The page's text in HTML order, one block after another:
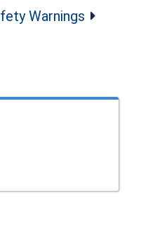
Warnings